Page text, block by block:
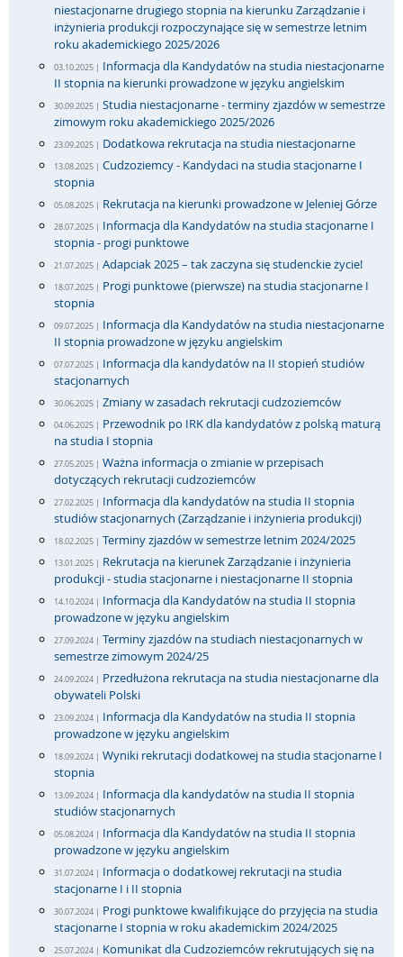
niestacjonarne drugiego stopnia na kierunku Zarządzanie i
inżynieria produkcji rozpoczynające się w semestrze letnim
roku akademickiego 2025/2026
03.10.2025 | Informacja dla Kandydatów na studia niestacjonarne
II stopnia na kierunki prowadzone w języku angielskim
30.09.2025 | Studia niestacjonarne - terminy zjazdów w semestrze
zimowym roku akademickiego 2025/2026
23.09.2025 | Dodatkowa rekrutacja na studia niestacjonarne
13.08.2025 | Cudzoziemcy - Kandydaci na studia stacjonarne I
stopnia
05.08.2025 | Rekrutacja na kierunki prowadzone w Jeleniej Górze
28.07.2025 | Informacja dla Kandydatów na studia stacjonarne I
stopnia - progi punktowe
21.07.2025 | Adapciak 2025 – tak zaczyna się studenckie życie!
18.07.2025 | Progi punktowe (pierwsze) na studia stacjonarne I
stopnia
09.07.2025 | Informacja dla Kandydatów na studia niestacjonarne
II stopnia prowadzone w języku angielskim
07.07.2025 | Informacja dla kandydatów na II stopień studiów
stacjonarnych
30.06.2025 | Zmiany w zasadach rekrutacji cudzoziemców
04.06.2025 | Przewodnik po IRK dla kandydatów z polską maturą
na studia I stopnia
27.05.2025 | Ważna informacja o zmianie w przepisach
dotyczących rekrutacji cudzoziemców
27.02.2025 | Informacja dla kandydatów na studia II stopnia
studiów stacjonarnych (Zarządzanie i inżynieria produkcji)
18.02.2025 | Terminy zjazdów w semestrze letnim 2024/2025
13.01.2025 | Rekrutacja na kierunek Zarządzanie i inżynieria
produkcji - studia stacjonarne i niestacjonarne II stopnia
14.10.2024 | Informacja dla Kandydatów na studia II stopnia
prowadzone w języku angielskim
27.09.2024 | Terminy zjazdów na studiach niestacjonarnych w
semestrze zimowym 2024/25
24.09.2024 | Przedłużona rekrutacja na studia niestacjonarne dla
obywateli Polski
23.09.2024 | Informacja dla Kandydatów na studia II stopnia
prowadzone w języku angielskim
18.09.2024 | Wyniki rekrutacji dodatkowej na studia stacjonarne I
stopnia
13.09.2024 | Informacja dla kandydatów na studia II stopnia
studiów stacjonarnych
05.08.2024 | Informacja dla Kandydatów na studia II stopnia
prowadzone w języku angielskim
31.07.2024 | Informacja o dodatkowej rekrutacji na studia
stacjonarne I i II stopnia
30.07.2024 | Progi punktowe kwalifikujące do przyjęcia na studia
stacjonarne I stopnia w roku akademickim 2024/2025
25.07.2024 | Komunikat dla Cudzoziemców rekrutujących się na